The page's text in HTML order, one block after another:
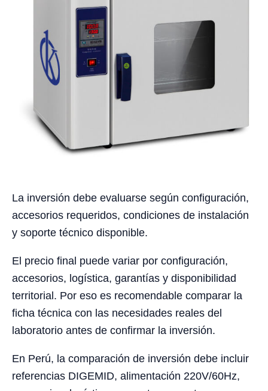
La inversión debe evaluarse según configuración,
accesorios requeridos, condiciones de instalación
y soporte técnico disponible.
El precio final puede variar por configuración,
accesorios, logística, garantías y disponibilidad
territorial. Por eso es recomendable comparar la
ficha técnica con las necesidades reales del
laboratorio antes de confirmar la inversión.
En Perú, la comparación de inversión debe incluir
referencias DIGEMID, alimentación 220V/60Hz,